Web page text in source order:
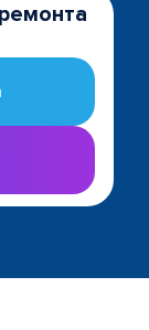
ремонта